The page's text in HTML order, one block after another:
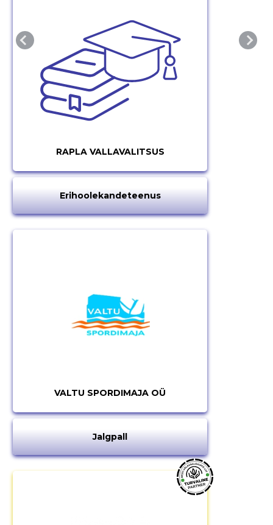
RAPLA VALLAVALITSUS
Erihoolekandeteenus
VALTU SPORDIMAJA OÜ
Jalgpall